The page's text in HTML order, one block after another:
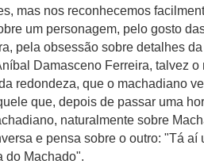
mas nos reconhecemos
um personagem, pelo gosto
pela obsessão sobre detalhes
Damasceno Ferreira, talvez o
redondeza, que o machadiano
que, depois de passar uma
naturalmente sobre
e pensa sobre o outro: "Tá aí
do Machado".